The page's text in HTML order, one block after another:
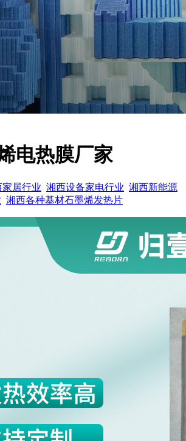
电热膜厂家
家居行业 湘西设备家电行业 湘西新能源
湘西各种基材石墨烯发热片